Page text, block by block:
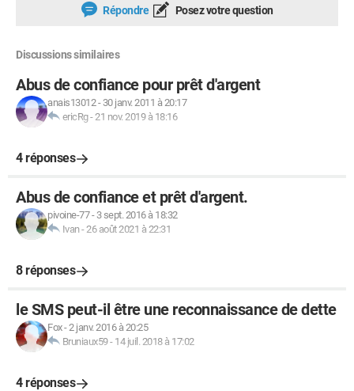
Répondre Posez votre question
Discussions similaires
Abus de confiance pour prêt d'argent
anais13012- 30 janv. 2011 à 20:17
ericRg-21 nov. 2019 à 18:16
4 réponses
Abus de confiance et prêt d'argent.
pivoine-77- 3 sept. 2016 à 18:32
Ivan-26 août 2021 à 22:31
8 réponses
le SMS peut-il être une reconnaissance de dette
Fox-2 janv. 2016 à 20:25
Bruniaux59- 14 juil. 2018 à 17:02
4 réponses